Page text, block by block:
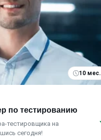
10 мес.
по тестированию
тестировщика на
сегодня!